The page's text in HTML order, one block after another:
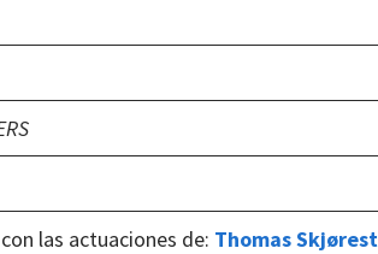
las actuaciones de: Thomas Skj